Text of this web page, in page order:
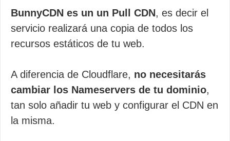
BunnyCDN es un un Pull CDN, es decir el
servicio realizará una copia de todos los
recursos estáticos de tu web.
A diferencia de Cloudflare, no necesitarás
cambiar los Nameservers de tu dominio,
tan solo añadir tu web y configurar el CDN en
la misma.